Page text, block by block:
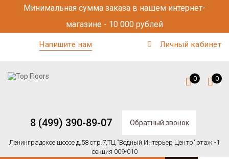
Минимальная сумма заказа в нашем интернет-
магазине - 10 000 рублей
Напишите нам Личный кабинет
8 (499) 390-89-07 Обратный звонок
Ленинградское шоссе д.58 стр.7,ТЦ "Водный Интерьер Центр",этаж -1
секция 009-010
0 0